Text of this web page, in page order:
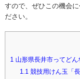
すので、ぜひこの機会に
ださい。
1 山形県長井市ってどん
1.1 競技用けん玉「